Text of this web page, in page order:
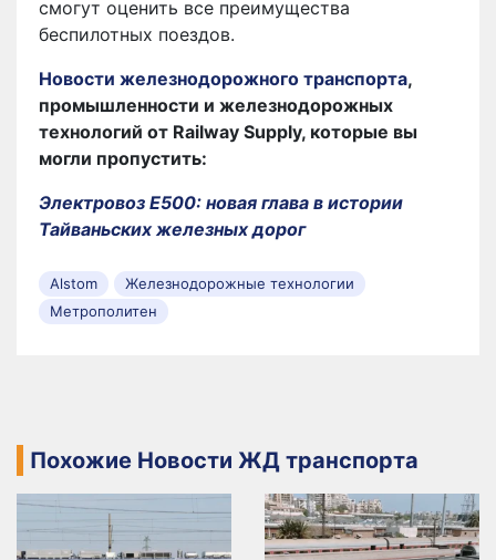
смогут оценить все преимущества
беспилотных поездов.
Новости железнодорожного транспорта,
промышленности и железнодорожных
технологий от Railway Supply, которые вы
могли пропустить:
Электровоз E500: новая глава в истории
Тайваньских железных дорог
Alstom
Железнодорожные технологии
Метрополитен
Похожие Новости ЖД транспорта